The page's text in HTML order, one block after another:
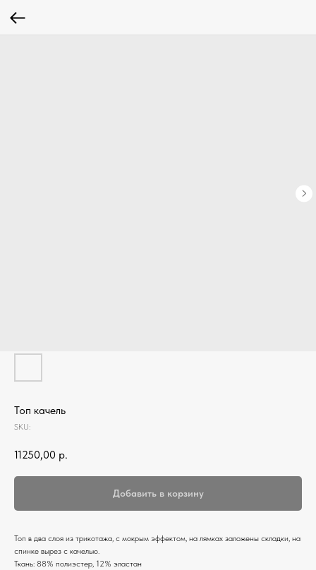
Топ качель
SKU:
11250,00 р.
Добавить в корзину
Топ в два слоя из трикотажа, с мокрым эффектом, на лямках заложены складки, на
спинке вырез с качелью.
Ткань: 88% полиэстер, 12% эластан